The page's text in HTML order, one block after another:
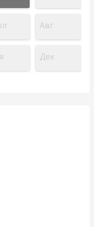
Авг
Дек